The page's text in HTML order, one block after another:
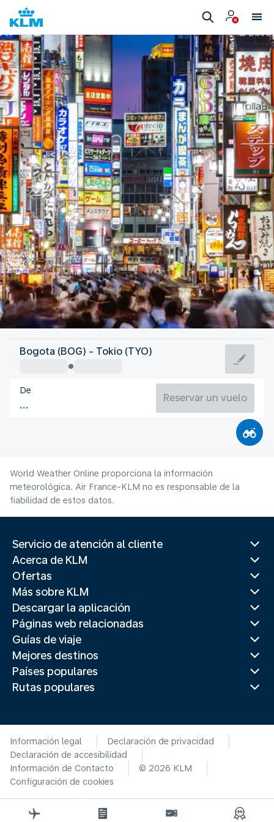
Japón
Japón
Duración del vuelo
Bogota (BOG) - Tokio (TYO)
De
Reservar un vuelo
World Weather Online proporciona la información
meteorológica. Air France-KLM no es responsable de la
fiabilidad de estos datos.
Servicio de atención al cliente
Acerca de KLM
Ofertas
Más sobre KLM
Descargar la aplicación
Páginas web relacionadas
Guías de viaje
Mejores destinos
Países populares
Rutas populares
Información legal
Declaración de privacidad
Declaración de accesibilidad
Información de Contacto
© 2026 KLM
Configuración de cookies